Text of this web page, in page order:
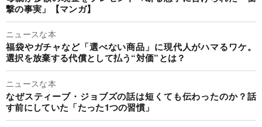
撃の事実」【マンガ】
ニュースな本
福袋やガチャなど「選べない商品」に現代人がハマるワケ。
選択を放棄する代償として払う“対価”とは？
ニュースな本
なぜスティーブ・ジョブズの話は短くても伝わったのか？話
す前にしていた「たった1つの習慣」